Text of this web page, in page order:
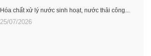
Hóa chất xử lý nước sinh hoạt, nước thải công...
25/07/2026